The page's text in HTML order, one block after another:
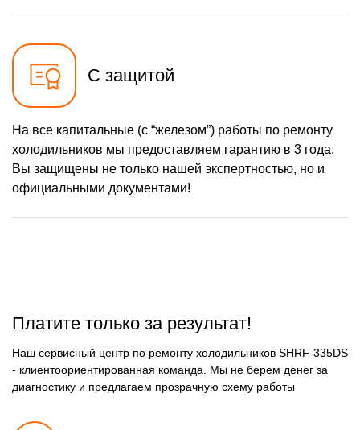
С защитой
На все капитальные (с “железом”) работы по ремонту
холодильников мы предоставляем гарантию в 3 года.
Вы защищены не только нашей экспертностью, но и
официальными документами!
Платите только за результат!
Наш сервисный центр по ремонту холодильников SHRF-335DS
- клиентоориентированная команда. Мы не берем денег за
диагностику и предлагаем прозрачную схему работы